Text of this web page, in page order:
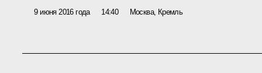
9 июня 2016 года 14:40 Москва, Кремль